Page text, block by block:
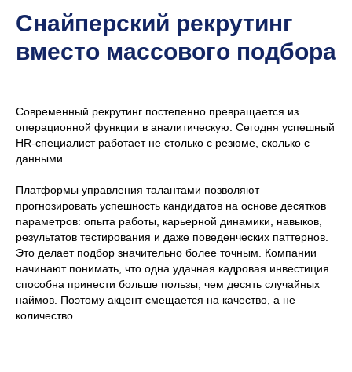
Снайперский рекрутинг
вместо массового подбора
Современный рекрутинг постепенно превращается из
операционной функции в аналитическую. Сегодня успешный
HR-специалист работает не столько с резюме, сколько с
данными.
Платформы управления талантами позволяют
прогнозировать успешность кандидатов на основе десятков
параметров: опыта работы, карьерной динамики, навыков,
результатов тестирования и даже поведенческих паттернов.
Это делает подбор значительно более точным. Компании
начинают понимать, что одна удачная кадровая инвестиция
способна принести больше пользы, чем десять случайных
наймов. Поэтому акцент смещается на качество, а не
количество.